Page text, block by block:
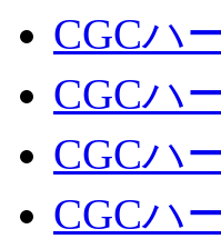
CGCハ
CGCハ
CGCハ
CGCハ